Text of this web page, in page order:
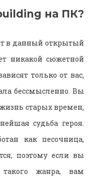
на ПК?
в данный открытый
никакой сюжетной
только от вас,
бессмысленно. Вы
старых времен,
судьба героя.
как песочница,
поэтому если вы
жанра, вам